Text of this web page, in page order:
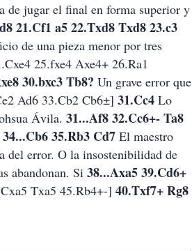
de jugar el final en forma superior y
21.Cf1 a5 22.Txd8 Txd8 23.c3
de una pieza menor por tres
25.fxe4 Axe4+ 26.Ra1
30.bxc3 Tb8? Un grave error que
Ad6 33.Cb2 Cb6±] 31.Cc4 Lo
Ávila. 31...Af8 32.Cc6+- Ta8
34...Cb6 35.Rb3 Cd7 El maestro
del error. O la insostenibilidad de
abandonan. Si 38...Axa5 39.Cd6+
Txa5 45.Rb4+-] 40.Txf7+ Rg8